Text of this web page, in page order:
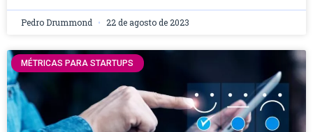
Pedro Drummond 22 de agosto de 2023
MÉTRICAS PARA STARTUPS